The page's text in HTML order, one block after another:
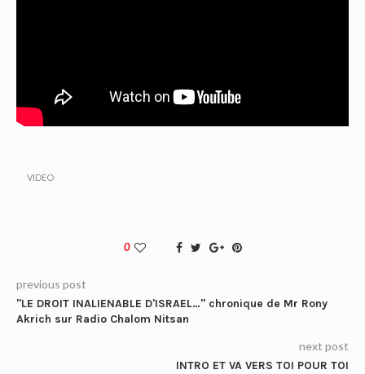
VIDEO
0
previous post
"LE DROIT INALIENABLE D'ISRAEL…" chronique de Mr Rony
Akrich sur Radio Chalom Nitsan
next post
INTRO ET VA VERS TOI POUR TOI